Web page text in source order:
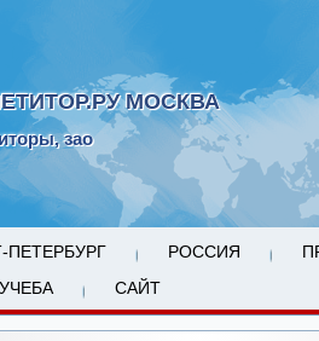
МОСКВА
зао
ПЕТЕРБУРГ РОССИЯ
УЧЕБА САЙТ